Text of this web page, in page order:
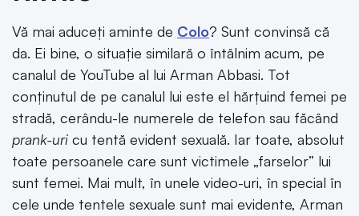
Vă mai aduceți aminte de Colo? Sunt convinsă că
da. Ei bine, o situație similară o întâlnim acum, pe
canalul de YouTube al lui Arman Abbasi. Tot
conținutul de pe canalul lui este el hărțuind femei pe
stradă, cerându-le numerele de telefon sau făcând
prank-uri cu tentă evident sexuală. Iar toate, absolut
toate persoanele care sunt victimele „farselor” lui
sunt femei. Mai mult, în unele video-uri, în special în
cele unde tentele sexuale sunt mai evidente, Arman